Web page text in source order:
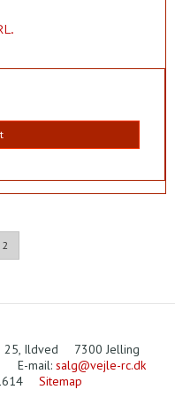
2
25, Ildved
7300 Jelling
E-mail: salg@vejle-rc.dk
Sitemap